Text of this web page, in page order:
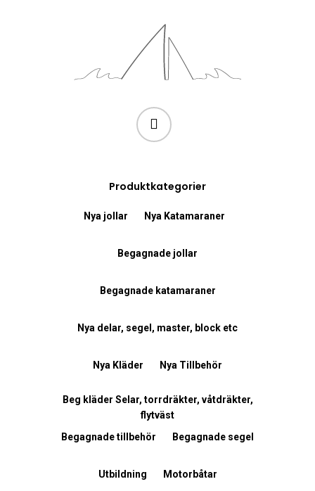
Produktkategorier
Nya jollar Nya Katamaraner
Begagnade jollar
Begagnade katamaraner
Nya delar, segel, master, block etc
Nya Kläder Nya Tillbehör
Beg kläder Selar, torrdräkter, våtdräkter,
flytväst
Begagnade tillbehör
Begagnade segel
Utbildning Motorbåtar